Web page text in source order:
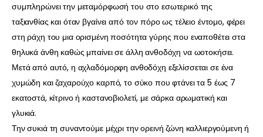
συμπληρώνει την μεταμόρφωσή του στο εσωτερικό της
ταξιανθίας και όταν βγαίνει από τον πόρο ως τέλειο έντομο, φέρει
στη ράχη του μια ορισμένη ποσότητα γύρης που εναποθέτει στα
θηλυκά άνθη καθώς μπαίνει σε άλλη ανθοδόχη να ωοτοκήσει.
Μετά από αυτό, η αχλαδόμορφη ανθοδόχη εξελίσσεται σε ένα
χυμώδη και ζαχαρούχο καρπό, το σύκο που φτάνει τα 5 έως 7
εκατοστά, κίτρινο ή καστανοβιολετί, με σάρκα αρωματική και
γλυκιά.
Την συκιά τη συναντούμε μέχρι την ορεινή ζώνη καλλιεργούμενη ή